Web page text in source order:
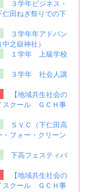
３学年ビジネス・
田ねぎ祭りでの下
３学年年アドバン
之嶽神社）
１学年 上級学校
３学年 社会人講
【地域共生社会の
スクール ＧＣＨ事
ＳＶＣ（下仁田高
フォー・クリーン
下高フェスティバ
【地域共生社会の
スクール ＧＣＨ事